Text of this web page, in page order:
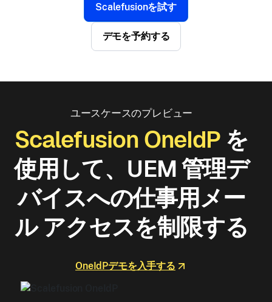
Scalefusionを試す
デモを予約する
ユースケースのプレビュー
Scalefusion OneIdPを
使用して、UEM 管理デ
バイスへの仕事用メー
ル アクセスを制限する
OneIdPデモを入手する